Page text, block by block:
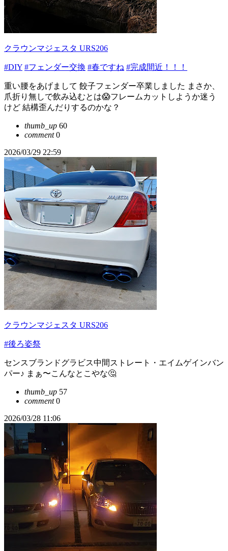
クラウンマジェスタ URS206
#DIY #フェンダー交換 #春ですね #完成間近！！！
重い腰をあげまして 餃子フェンダー卒業しました まさか、
爪折り無しで飲み込むとは😱フレームカットしようか迷う
けど 結構歪んだりするのかな？
thumb_up 60
comment0
2026/03/29 22:59
クラウンマジェスタ URS206
#後ろ姿祭
センスブランドグラビス中間ストレート・エイムゲインバン
パー♪ まぁ〜こんなとこやな🤔
thumb_up 57
comment0
2026/03/28 11:06